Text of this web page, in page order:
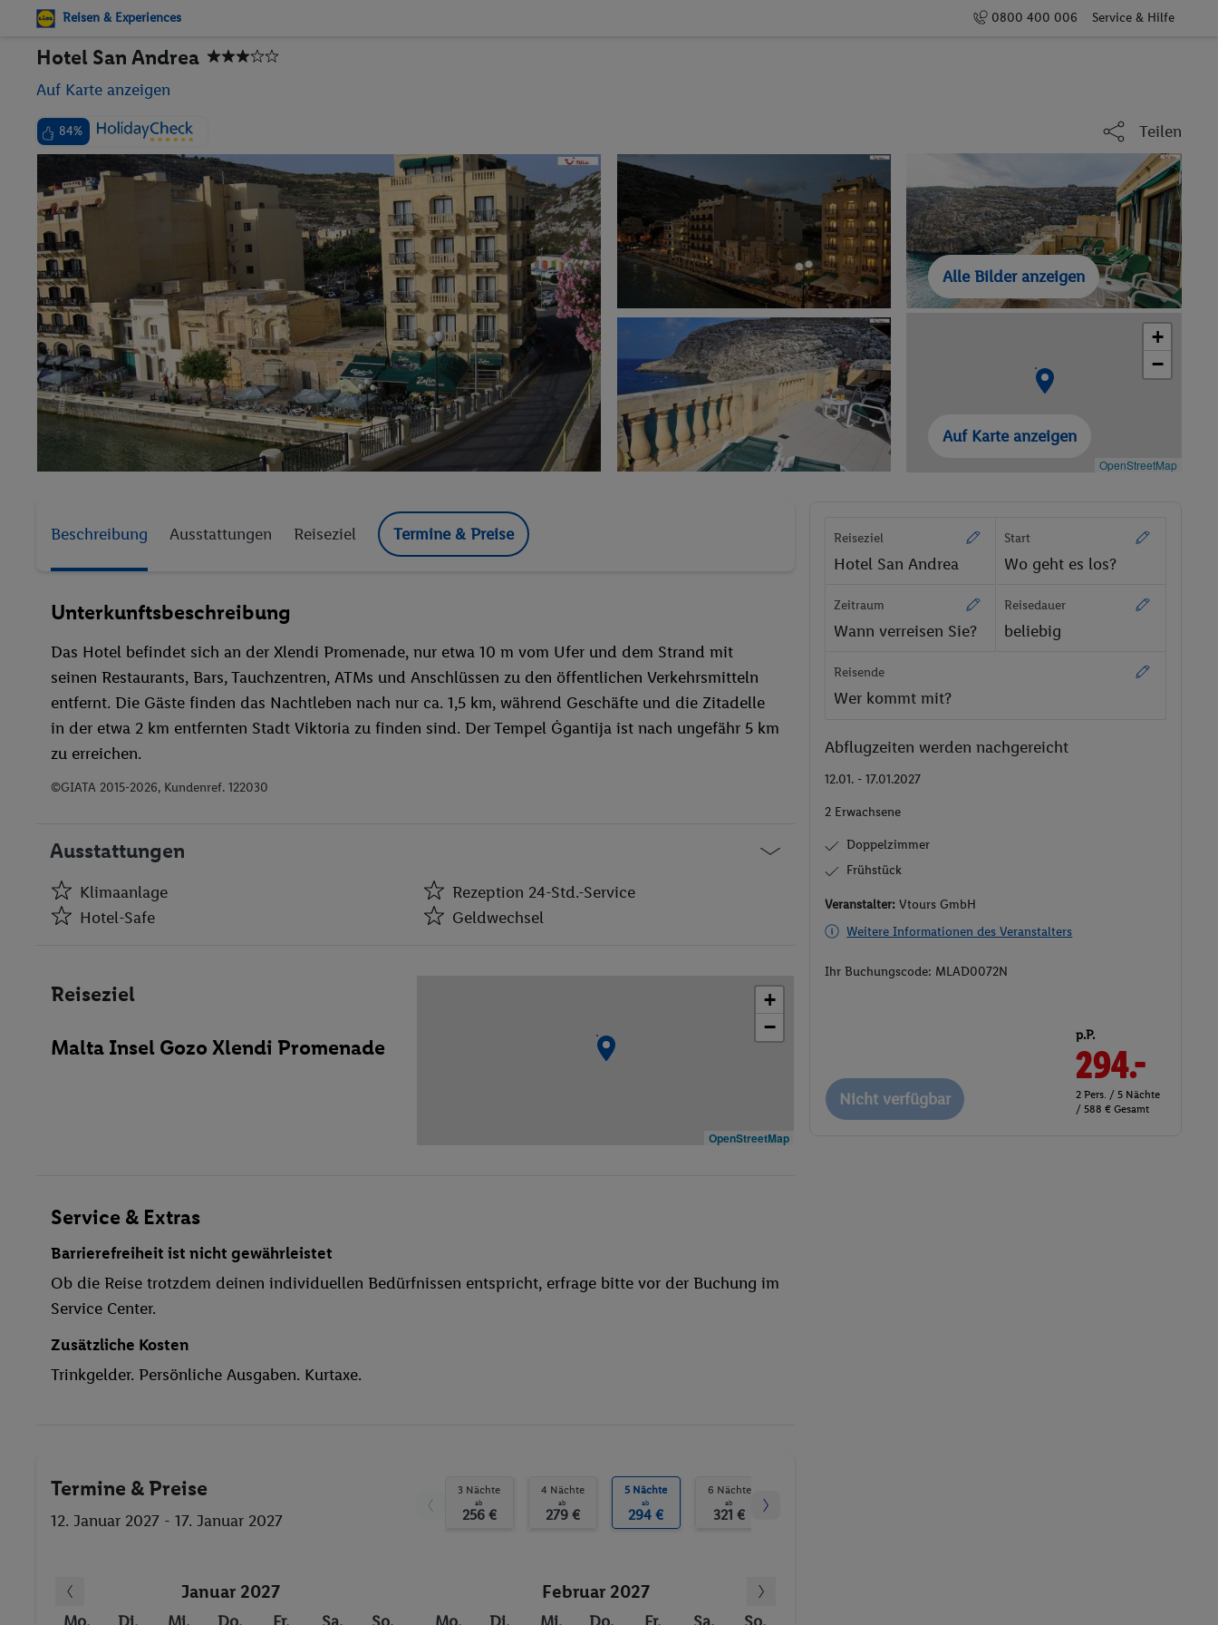
Reisen & Experiences 0800 400 006 Service & Hilfe
Hotel San Andrea
Auf Karte anzeigen
84% Teilen
Alle Bilder anzeigen
+
−
OpenStreetMap
Auf Karte anzeigen
Beschreibung Ausstattungen Reiseziel Termine & Preise
Unterkunftsbeschreibung
Das Hotel befindet sich an der Xlendi Promenade, nur etwa 10 m vom Ufer und dem Strand mit
seinen Restaurants, Bars, Tauchzentren, ATMs und Anschlüssen zu den öffentlichen Verkehrsmitteln
entfernt. Die Gäste finden das Nachtleben nach nur ca. 1,5 km, während Geschäfte und die Zitadelle
in der etwa 2 km entfernten Stadt Viktoria zu finden sind. Der Tempel Ġgantija ist nach ungefähr 5 km
zu erreichen.
©GIATA 2015-2026, Kundenref. 122030
Ausstattungen
Klimaanlage
Rezeption 24-Std.-Service
Hotel-Safe
Geldwechsel
Hotel-Safe
Aufzüge
Bar(s)
Bar
Fitness-Studio
Fitnessstudio
Reiseziel
Malta Insel Gozo Xlendi Promenade
+
−
OpenStreetMap
Service & Extras
Barrierefreiheit ist nicht gewährleistet
Ob die Reise trotzdem deinen individuellen Bedürfnissen entspricht, erfrage bitte vor der Buchung im
Service Center.
Zusätzliche Kosten
Trinkgelder. Persönliche Ausgaben. Kurtaxe.
Termine & Preise
12. Januar 2027 - 17. Januar 2027
3 Nächte
ab
256 €
4 Nächte
ab
279 €
5 Nächte
ab
294 €
6 Nächte
ab
321 €
Januar 2027 Februar 2027
Reiseziel
Hotel San Andrea
Start
Wo geht es los?
Zeitraum
Wann verreisen Sie?
Reisedauer
beliebig
Reisende
Wer kommt mit?
Abflugzeiten werden nachgereicht
12.01. - 17.01.2027
2 Erwachsene
Doppelzimmer
Frühstück
Veranstalter:Vtours GmbH
Weitere Informationen des Veranstalters
Ihr Buchungscode: MLAD0072N
Nicht verfügbar
p.P.
294.-
2 Pers. / 5 Nächte
/ 588 € Gesamt